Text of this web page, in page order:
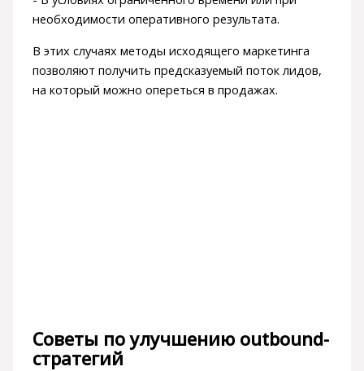
необходимости оперативного результата.
В этих случаях методы исходящего маркетинга
позволяют получить предсказуемый поток лидов,
на который можно опереться в продажах.
Советы по улучшению outbound-
стратегий